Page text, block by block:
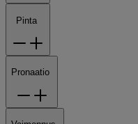
Pinta
Pronaatio